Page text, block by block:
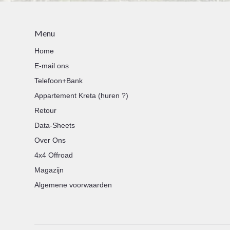
Menu
Home
E-mail ons
Telefoon+Bank
Appartement Kreta (huren ?)
Retour
Data-Sheets
Over Ons
4x4 Offroad
Magazijn
Algemene voorwaarden